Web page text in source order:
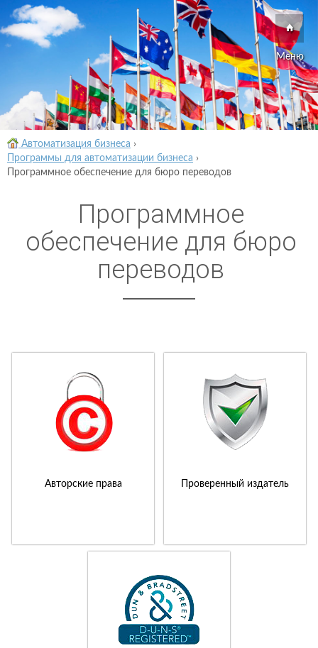
Меню
Автоматизация бизнеса ›
Программы для автоматизации бизнеса ›
Программное обеспечение для бюро переводов
Программное
обеспечение для бюро
переводов
Авторские права Проверенный издатель